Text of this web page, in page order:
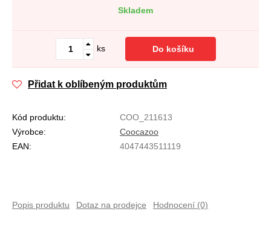
Skladem
ks Do košíku
Přidat k oblíbeným produktům
Kód produktu:
COO_211613
Výrobce:
Coocazoo
EAN:
4047443511119
Popis produktu Dotaz na prodejce Hodnocení (0)